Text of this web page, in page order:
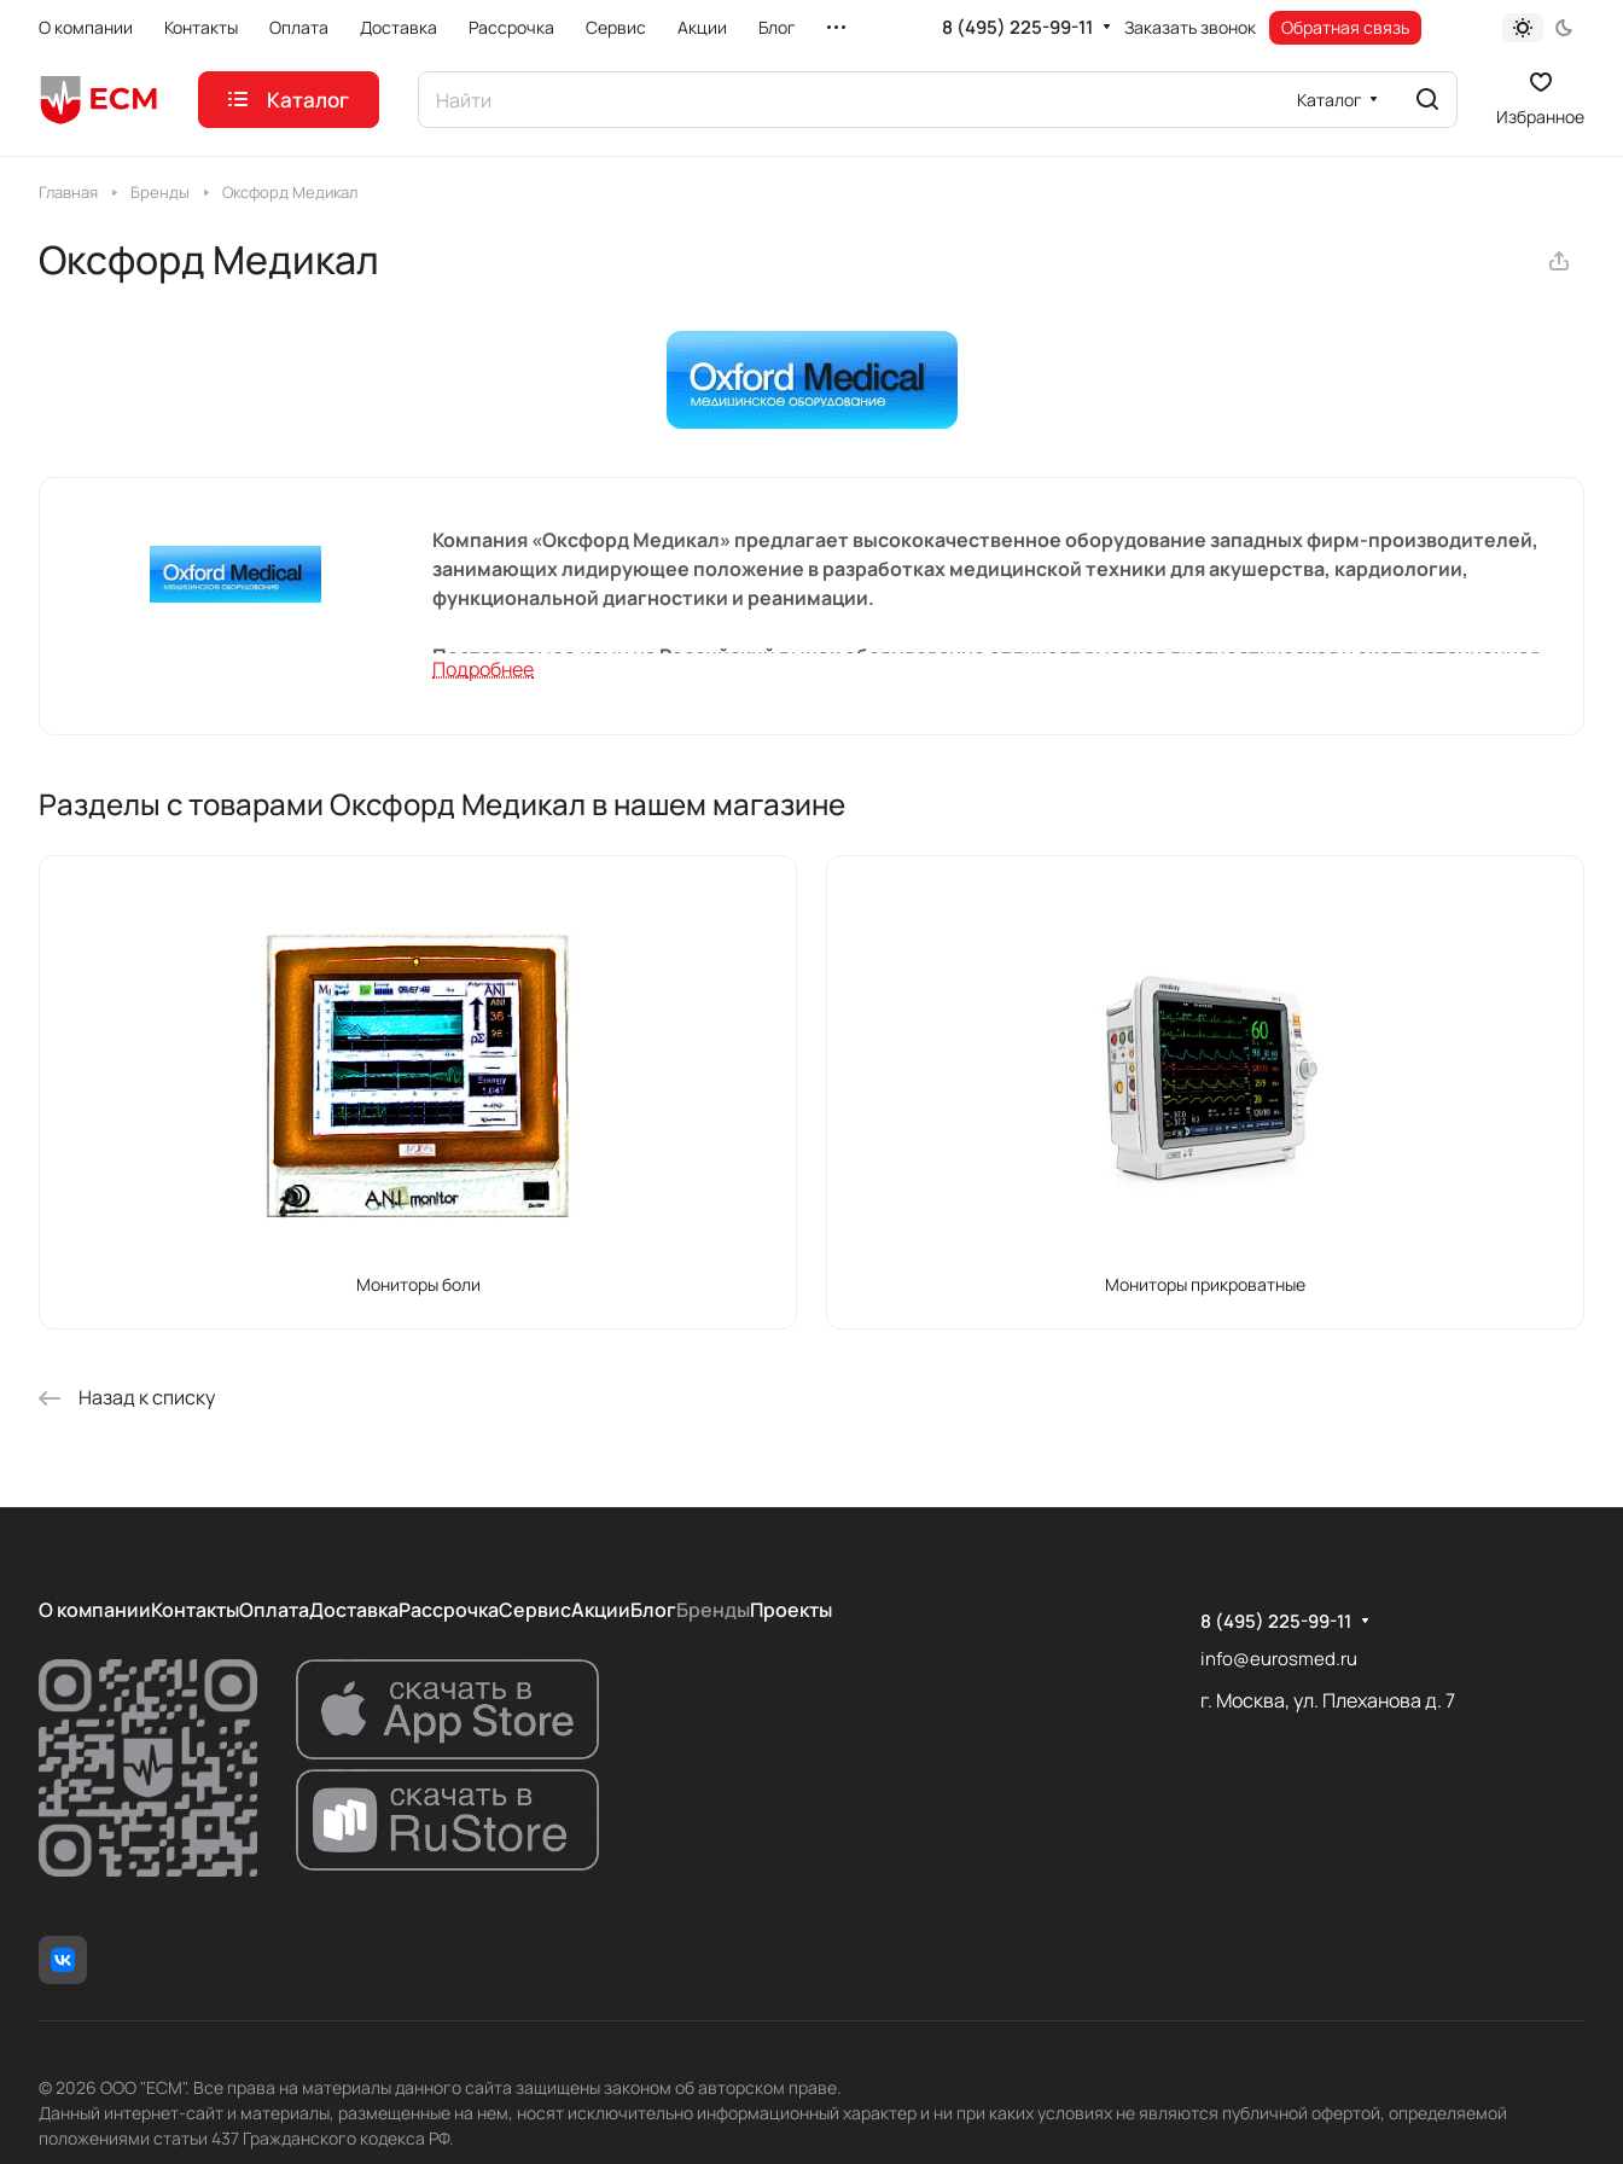
О компании Контакты Оплата Доставка Рассрочка Сервис Акции Блог 8 (495) 225-99-11 Заказать звонок Обратная связь
Каталог Каталог
Избранное
Главная Бренды Оксфорд Медикал
Оксфорд Медикал
Компания «Оксфорд Медикал» предлагает высококачественное оборудование западных фирм-производителей,
занимающих лидирующее положение в разработках медицинской техники для акушерства, кардиологии,
функциональной диагностики и реанимации.
Поставляемое нами на Российский рынок оборудование отличает высокая диагностическая и эксплуатационная
надежность, как результат внедрения новейших технологий и использования в производстве
бренды Sonicaid, Multi-Dop, Cadwell, CNS.
Подробнее
Разделы с товарами Оксфорд Медикал в нашем магазине
Мониторы боли Мониторы прикроватные
Назад к списку
О компанииКонтактыОплатаДоставкаРассрочкаСервисАкцииБлогБрендыПроекты
8 (495) 225-99-11
info@eurosmed.ru
г. Москва, ул. Плеханова д. 7
© 2026 ООО "ЕСМ". Все права на материалы данного сайта защищены законом об авторском праве.
Данный интернет-сайт и материалы, размещенные на нем, носят исключительно информационный характер и ни при каких условиях не являются публичной офертой, определяемой
положениями статьи 437 Гражданского кодекса РФ.